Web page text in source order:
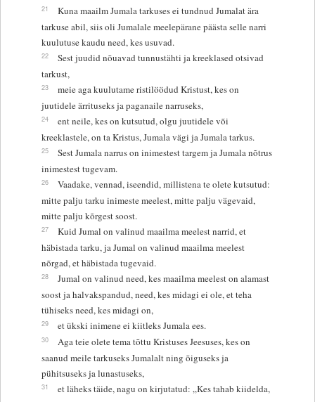
21
Kuna maailm Jumala tarkuses ei tundnud Jumalat ära
tarkuse abil, siis oli Jumalale meelepärane päästa selle narri
kuulutuse kaudu need, kes usuvad.
22
Sest juudid nõuavad tunnustähti ja kreeklased otsivad
tarkust,
23
meie aga kuulutame ristilöödud Kristust, kes on
juutidele ärrituseks ja paganaile narruseks,
24
ent neile, kes on kutsutud, olgu juutidele või
kreeklastele, on ta Kristus, Jumala vägi ja Jumala tarkus.
25
Sest Jumala narrus on inimestest targem ja Jumala nõtrus
inimestest tugevam.
26
Vaadake, vennad, iseendid, millistena te olete kutsutud:
mitte palju tarku inimeste meelest, mitte palju vägevaid,
mitte palju kõrgest soost.
27
Kuid Jumal on valinud maailma meelest narrid, et
häbistada tarku, ja Jumal on valinud maailma meelest
nõrgad, et häbistada tugevaid.
28
Jumal on valinud need, kes maailma meelest on alamast
soost ja halvakspandud, need, kes midagi ei ole, et teha
tühiseks need, kes midagi on,
29 et ükski inimene ei kiitleks Jumala ees.
30
Aga teie olete tema tõttu Kristuses Jeesuses, kes on
saanud meile tarkuseks Jumalalt ning õiguseks ja
pühitsuseks ja lunastuseks,
31
et läheks täide, nagu on kirjutatud: „Kes tahab kiidelda,